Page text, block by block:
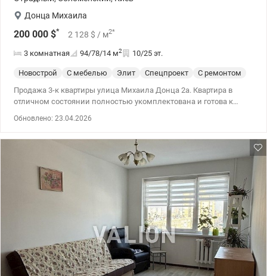
Донца Михаила
200 000 $* 2 128 $ / м2*
3 комнатная 94/78/14 м2 10/25 эт.
Новострой С мебелью Элит Спецпроект
С ремонтом
Продажа 3-к квартиры улица Михаила Донца 2а. Квартира в
отличном состоянии полностью укомплектована и готова к
и техника уже в квартире. Современная система очистки воды+
отдельный фильтр для питьевой воды. Теплая, светлая,
ухоженная (есть теплый пол). Закрыта территория охраняемого
и видеонаблюдения 24/7. На территории дома есть кафе,
магазины, салоны и детский сад. Также в доме имеется
двухуровневый подземный паркинг. Рядом большой зеленый
парк – прекрасное место для прогулок и отдыха. 044 200 10 80
Обновлено: 23.04.2026